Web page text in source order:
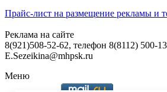
Прайс-лист на размещение рекламы и
Реклама на сайте
8(921)508-52-62, телефон 8(8112) 500-
E.Sezeikina@mhpsk.ru
Меню